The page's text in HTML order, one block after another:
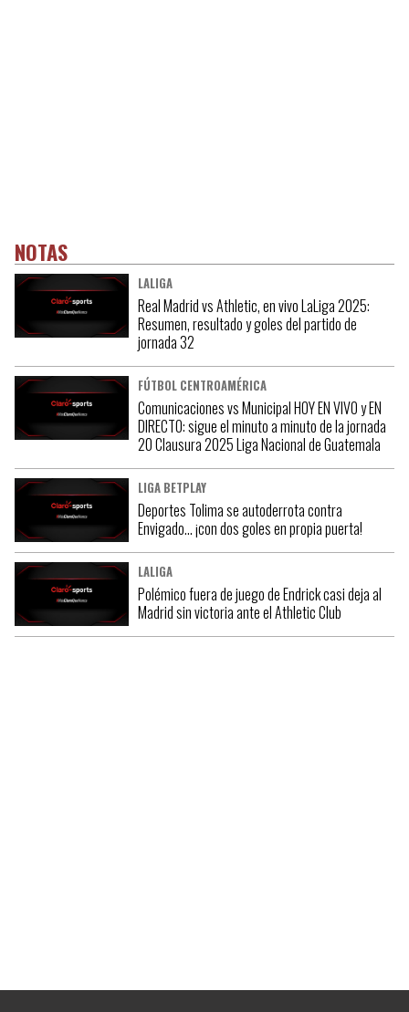
NOTAS
LALIGA
Real Madrid vs Athletic, en vivo LaLiga 2025:
Resumen, resultado y goles del partido de
jornada 32
FÚTBOL CENTROAMÉRICA
Comunicaciones vs Municipal HOY EN VIVO y EN
DIRECTO: sigue el minuto a minuto de la jornada
20 Clausura 2025 Liga Nacional de Guatemala
LIGA BETPLAY
Deportes Tolima se autoderrota contra
Envigado… ¡con dos goles en propia puerta!
LALIGA
Polémico fuera de juego de Endrick casi deja al
Madrid sin victoria ante el Athletic Club